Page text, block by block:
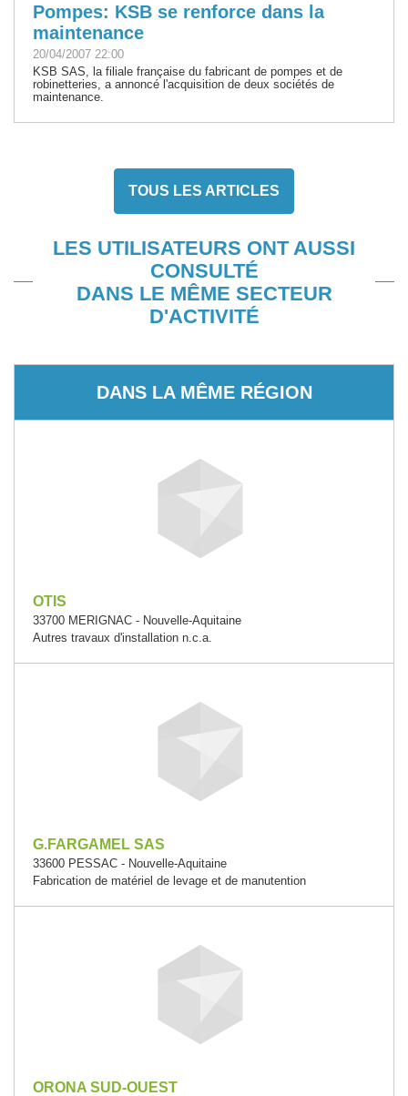
Pompes: KSB se renforce dans la
maintenance
20/04/2007 22:00
KSB SAS, la filiale française du fabricant de pompes et de
robinetteries, a annoncé l'acquisition de deux sociétés de
maintenance.
TOUS LES ARTICLES
LES UTILISATEURS ONT AUSSI
CONSULTÉ
DANS LE MÊME SECTEUR
D'ACTIVITÉ
DANS LA MÊME RÉGION
OTIS
33700 MERIGNAC - Nouvelle-Aquitaine
Autres travaux d'installation n.c.a.
G.FARGAMEL SAS
33600 PESSAC - Nouvelle-Aquitaine
Fabrication de matériel de levage et de manutention
ORONA SUD-OUEST